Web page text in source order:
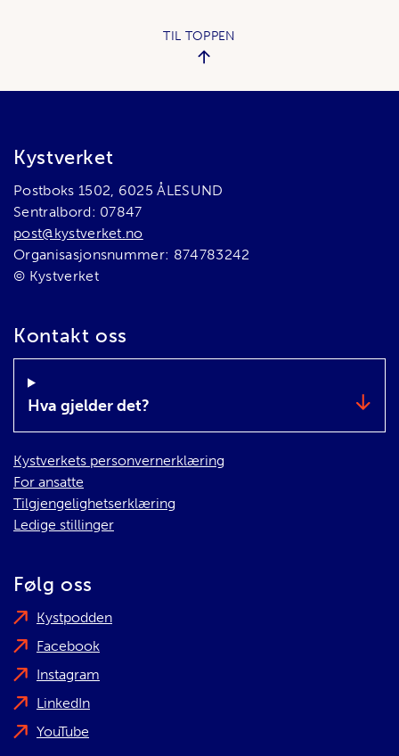
TIL TOPPEN
Bunnområde
Kystverket
Postboks 1502, 6025 ÅLESUND
Sentralbord: 07847
post@kystverket.no
Organisasjonsnummer: 874783242
© Kystverket
Kontakt oss
Hva gjelder det?
Kystverkets personvernerklæring
For ansatte
Tilgjengelighetserklæring
Ledige stillinger
Følg oss
Kystpodden
Facebook
Instagram
LinkedIn
YouTube